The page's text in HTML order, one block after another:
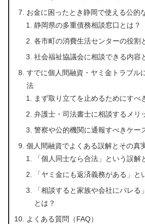
お金に困ったとき静岡で使える公的
静岡県の多重債務相談窓口とは？
各市町の消費生活センターの役割
社会福祉協議会に相談できる内容
すでに個人間融資・ヤミ金トラブル
法
まず取り立てを止めるためにすべ
弁護士・司法書士に相談するメリ
警察や公的機関に通報すべきケー
個人間融資でよくある誤解とその真
「個人同士なら合法」という誤解
「ヤミ金にも返済義務がある」と
「相談すると家族や会社にバレ
とは？
よくある質問（FAQ）